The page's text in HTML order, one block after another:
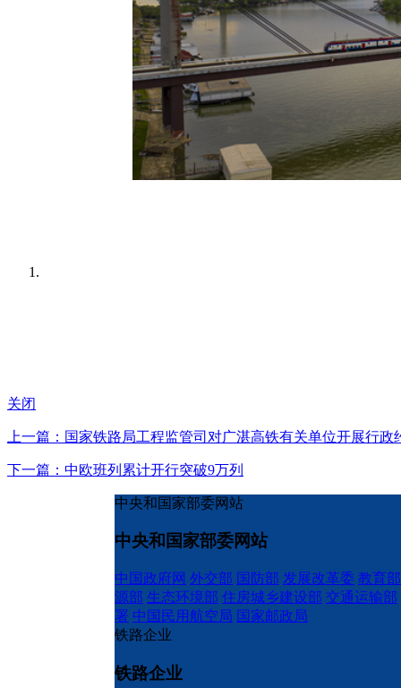
关闭
上一篇：国家铁路局工程监管司对广湛高铁有关单位开展行政
下一篇：中欧班列累计开行突破9万列
中央和国家部委网站
中央和国家部委网站
中国政府网 外交部 国防部 发展改革委 教育部
源部 生态环境部 住房城乡建设部 交通运输部
署 中国民用航空局 国家邮政局
铁路企业
铁路企业